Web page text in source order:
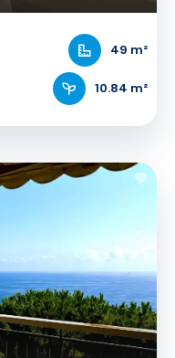
49 m²
10.84 m²